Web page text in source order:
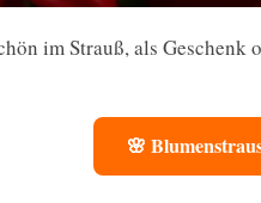
im Strauß, als
🌸